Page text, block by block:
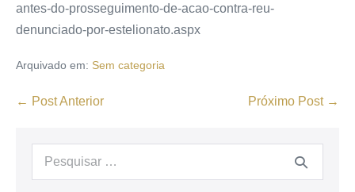
antes-do-prosseguimento-de-acao-contra-reu-
denunciado-por-estelionato.aspx
Arquivado em: Sem categoria
← Post Anterior Próximo Post →